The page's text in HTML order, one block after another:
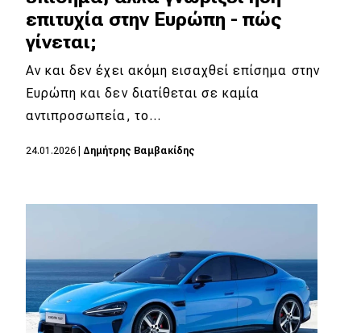
επιτυχία στην Ευρώπη - πώς
γίνεται;
Αν και δεν έχει ακόμη εισαχθεί επίσημα στην
Ευρώπη και δεν διατίθεται σε καμία
αντιπροσωπεία, το…
24.01.2026 Δημήτρης Βαμβακίδης